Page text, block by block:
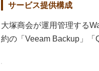
サービス提供構成
大塚商会が運用管理する
約の「Veeam Backup」「